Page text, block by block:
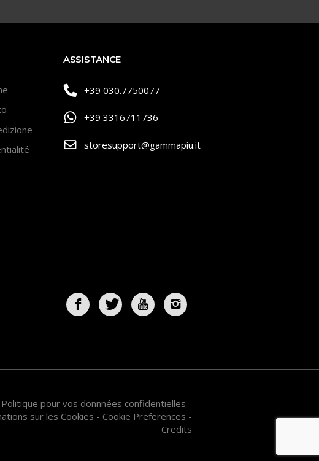
ASSISTANCE
+39 030.7750077
+39 3316711736
storesupport@gammapiu.it
Politique pour vos donnnées confidentielles -
sur les Cookies - Cookie Preferences -
Credits